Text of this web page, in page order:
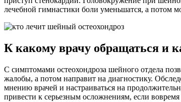
лечебной гимнастики боли уменьшатся, а потом
К какому врачу обращаться и
С симптомами остеохондроза шейного отдела
жалобы, а потом направит на диагностику.
мнению врачей и настраиваться на
привести к серьезным осложнениям, если